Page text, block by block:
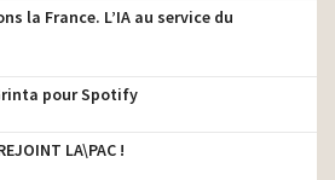
la France. L’IA au service du
pour Spotify
LA\PAC !